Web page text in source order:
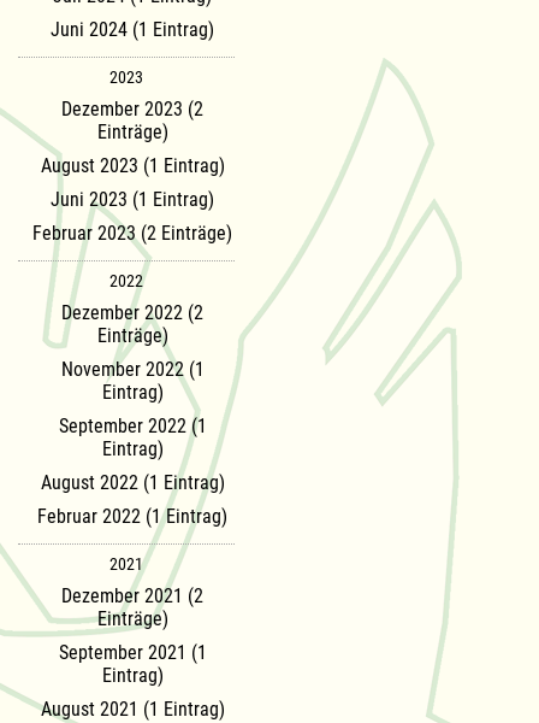
Juni 2024 (1 Eintrag)
2023
Dezember 2023 (2
Einträge)
August 2023 (1 Eintrag)
Juni 2023 (1 Eintrag)
Februar 2023 (2 Einträge)
2022
Dezember 2022 (2
Einträge)
November 2022 (1
Eintrag)
September 2022 (1
Eintrag)
August 2022 (1 Eintrag)
Februar 2022 (1 Eintrag)
2021
Dezember 2021 (2
Einträge)
September 2021 (1
Eintrag)
August 2021 (1 Eintrag)